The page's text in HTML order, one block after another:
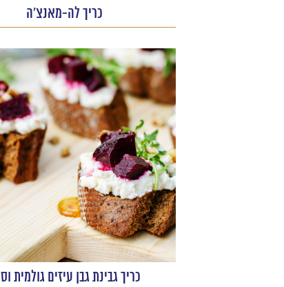
כריך לה-מאנצ'ה
כריך גבינת גבן עיזים גולמית